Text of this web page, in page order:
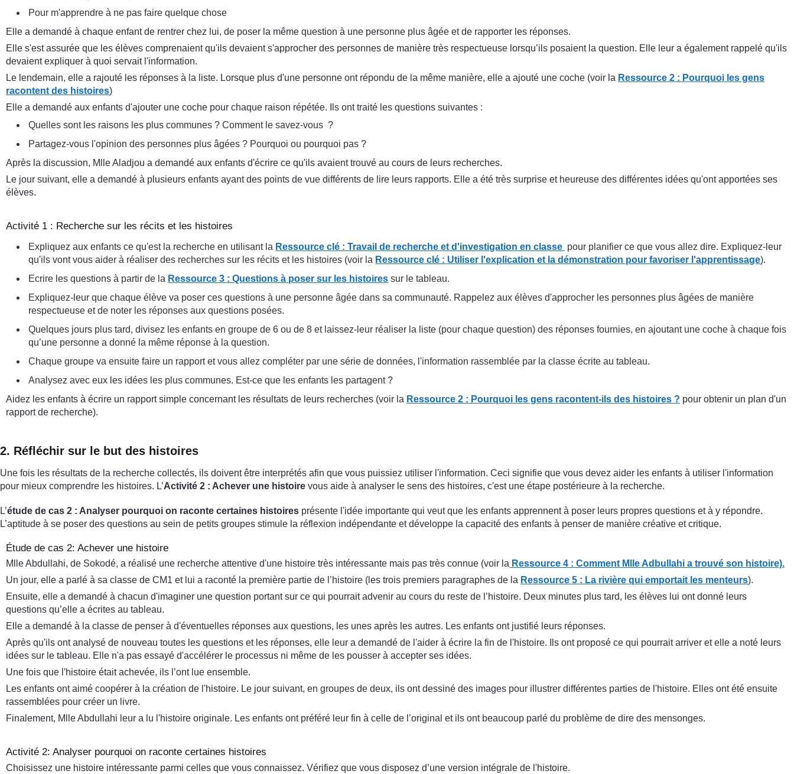
Pour m'apprendre à ne pas faire quelque chose
Elle a demandé à chaque enfant de rentrer chez lui, de poser la même question à une personne plus âgée et de rapporter les réponses.
Elle s'est assurée que les élèves comprenaient qu'ils devaient s'approcher des personnes de manière très respectueuse lorsqu’ils posaient la question. Elle leur a également rappelé qu'ils
devaient expliquer à quoi servait l'information.
Le lendemain, elle a rajouté les réponses à la liste. Lorsque plus d'une personne ont répondu de la même manière, elle a ajouté une coche (voir la Ressource 2 : Pourquoi les gens
racontent des histoires)
Elle a demandé aux enfants d'ajouter une coche pour chaque raison répétée. Ils ont traité les questions suivantes :
Quelles sont les raisons les plus communes ? Comment le savez-vous ?
Partagez-vous l'opinion des personnes plus âgées ? Pourquoi ou pourquoi pas ?
Après la discussion, Mlle Aladjou a demandé aux enfants d'écrire ce qu'ils avaient trouvé au cours de leurs recherches.
Le jour suivant, elle a demandé à plusieurs enfants ayant des points de vue différents de lire leurs rapports. Elle a été très surprise et heureuse des différentes idées qu'ont apportées ses
élèves.
Activité 1 : Recherche sur les récits et les histoires
Expliquez aux enfants ce qu'est la recherche en utilisant la Ressource clé : Travail de recherche et d'investigation en classe pour planifier ce que vous allez dire. Expliquez-leur
qu'ils vont vous aider à réaliser des recherches sur les récits et les histoires (voir la Ressource clé : Utiliser l'explication et la démonstration pour favoriser l'apprentissage).
Ecrire les questions à partir de la Ressource 3 : Questions à poser sur les histoires sur le tableau.
Expliquez-leur que chaque élève va poser ces questions à une personne âgée dans sa communauté. Rappelez aux élèves d'approcher les personnes plus âgées de manière
respectueuse et de noter les réponses aux questions posées.
Quelques jours plus tard, divisez les enfants en groupe de 6 ou de 8 et laissez-leur réaliser la liste (pour chaque question) des réponses fournies, en ajoutant une coche à chaque fois
qu’une personne a donné la même réponse à la question.
Chaque groupe va ensuite faire un rapport et vous allez compléter par une série de données, l'information rassemblée par la classe écrite au tableau.
Analysez avec eux les idées les plus communes. Est-ce que les enfants les partagent ?
Aidez les enfants à écrire un rapport simple concernant les résultats de leurs recherches (voir la Ressource 2 : Pourquoi les gens racontent-ils des histoires ? pour obtenir un plan d'un
rapport de recherche).
2. Réfléchir sur le but des histoires
Une fois les résultats de la recherche collectés, ils doivent être interprétés afin que vous puissiez utiliser l'information. Ceci signifie que vous devez aider les enfants à utiliser l'information
pour mieux comprendre les histoires. L’Activité 2 : Achever une histoire vous aide à analyser le sens des histoires, c'est une étape postérieure à la recherche.
L’étude de cas 2 : Analyser pourquoi on raconte certaines histoires présente l'idée importante qui veut que les enfants apprennent à poser leurs propres questions et à y répondre.
L’aptitude à se poser des questions au sein de petits groupes stimule la réflexion indépendante et développe la capacité des enfants à penser de manière créative et critique.
Étude de cas 2: Achever une histoire
Mlle Abdullahi, de Sokodé, a réalisé une recherche attentive d'une histoire très intéressante mais pas très connue (voir la Ressource 4 : Comment Mlle Adbullahi a trouvé son histoire).
Un jour, elle a parlé à sa classe de CM1 et lui a raconté la première partie de l’histoire (les trois premiers paragraphes de la Ressource 5 : La rivière qui emportait les menteurs).
Ensuite, elle a demandé à chacun d'imaginer une question portant sur ce qui pourrait advenir au cours du reste de l’histoire. Deux minutes plus tard, les élèves lui ont donné leurs
questions qu’elle a écrites au tableau.
Elle a demandé à la classe de penser à d'éventuelles réponses aux questions, les unes après les autres. Les enfants ont justifié leurs réponses.
Après qu'ils ont analysé de nouveau toutes les questions et les réponses, elle leur a demandé de l'aider à écrire la fin de l'histoire. Ils ont proposé ce qui pourrait arriver et elle a noté leurs
idées sur le tableau. Elle n'a pas essayé d'accélérer le processus ni même de les pousser à accepter ses idées.
Une fois que l'histoire était achevée, ils l’ont lue ensemble.
Les enfants ont aimé coopérer à la création de l'histoire. Le jour suivant, en groupes de deux, ils ont dessiné des images pour illustrer différentes parties de l'histoire. Elles ont été ensuite
rassemblées pour créer un livre.
Finalement, Mlle Abdullahi leur a lu l'histoire originale. Les enfants ont préféré leur fin à celle de l’original et ils ont beaucoup parlé du problème de dire des mensonges.
Activité 2: Analyser pourquoi on raconte certaines histoires
Choisissez une histoire intéressante parmi celles que vous connaissez. Vérifiez que vous disposez d’une version intégrale de l'histoire.